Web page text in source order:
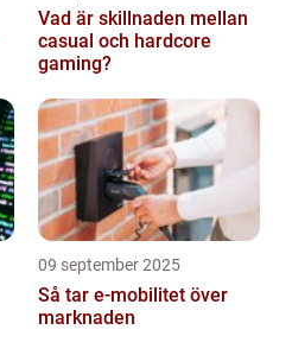
Vad är skillnaden mellan
casual och hardcore
gaming?
09 september 2025
Så tar e-mobilitet över
marknaden